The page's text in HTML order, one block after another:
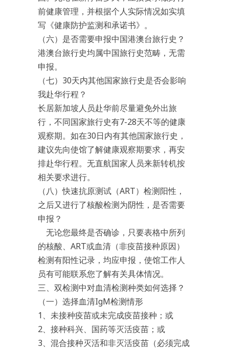
前健康管理，并根据个人实际情况如实填
写《健康防护监测和承诺书》。
（六）是否需要申报中国港澳台旅行史？
港澳台旅行史均属中国旅行史范畴，无需
申报。
（七）30天内其他国家旅行史是否会影响
我赴华行程？
长居新加坡人员赴华前尽量避免外出旅
行，不同国家旅行史有7-28天不等的健康
观察期。如在30日内有其他国家旅行史，
建议先向使馆了解健康观察期要求，再安
排赴华行程。无直航国家人员来新转机按
相关要求进行。
（八）快速抗原测试（ART）检测阳性，
之后又进行了核酸检测为阴性，是否需要
申报？
无论您最终是否确诊，只要表格中所列
的核酸、ART或血清（非疫苗接种原因）
检测有阳性记录，均应申报，使馆工作人
员有可能联系您了解有关具体情况。
三、双检测中对血清检测种类如何选择？
（一）选择血清IgM检测情形
1、未接种疫苗或未完成疫苗接种；或
2、接种科兴、国药等灭活疫苗；或
3、混合接种灭活和非灭活疫苗（必须完成